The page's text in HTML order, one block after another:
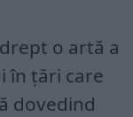
o artă a
în țări care
dovedind